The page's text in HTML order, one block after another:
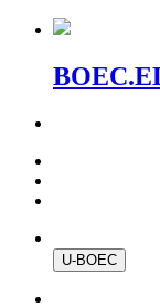
U-BOEC